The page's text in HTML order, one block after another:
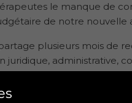
le manque de
de notre nouvelle
plusieurs mois de
administrative,